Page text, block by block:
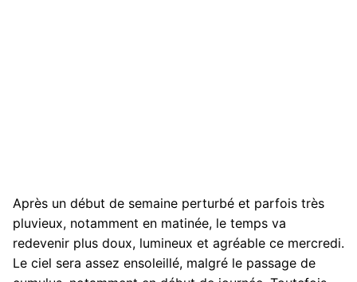
Après un début de semaine perturbé et parfois très
pluvieux, notamment en matinée, le temps va
redevenir plus doux, lumineux et agréable ce mercredi.
Le ciel sera assez ensoleillé, malgré le passage de